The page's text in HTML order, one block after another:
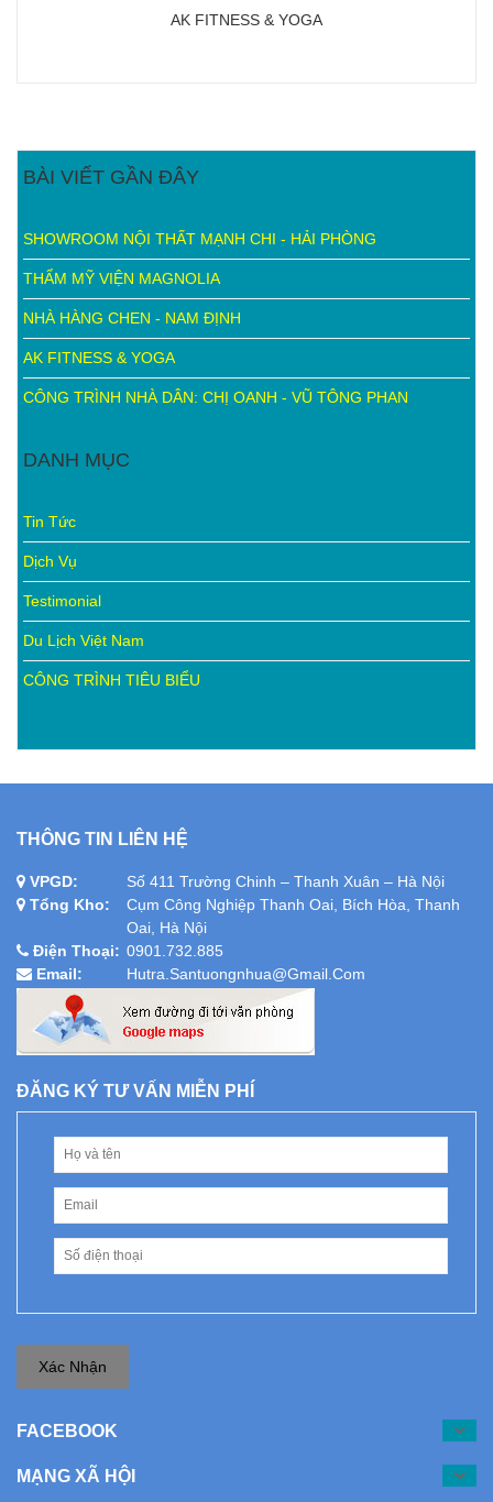
AK FITNESS & YOGA
BÀI VIẾT GẦN ĐÂY
SHOWROOM NỘI THẤT MẠNH CHI - HẢI PHÒNG
THẨM MỸ VIỆN MAGNOLIA
NHÀ HÀNG CHEN - NAM ĐỊNH
AK FITNESS & YOGA
CÔNG TRÌNH NHÀ DÂN: CHỊ OANH - VŨ TÔNG PHAN
DANH MỤC
Tin Tức
Dịch Vụ
Testimonial
Du Lịch Việt Nam
CÔNG TRÌNH TIÊU BIỂU
THÔNG TIN LIÊN HỆ
VPGD:
Số 411 Trường Chinh – Thanh Xuân – Hà Nội
Tổng Kho:
Cụm Công Nghiệp Thanh Oai, Bích Hòa, Thanh
Oai, Hà Nội
Điện Thoại: 0901.732.885
Email:
Hutra.santuongnhua@gmail.com
ĐĂNG KÝ TƯ VẤN MIỄN PHÍ
Xác Nhận
FACEBOOK
MẠNG XÃ HỘI